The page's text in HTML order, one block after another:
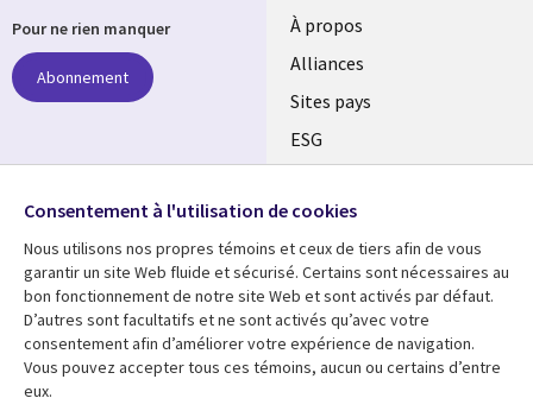
À propos
Alliances
Sites pays
ESG
Fusions
Salle de presse
Ressources Support
Pour ne rien manquer
Abonnement
Suivez-nous
Social
Media
Global
FR
Consentement à l'utilisation de cookies
Nous utilisons nos propres témoins et ceux de tiers afin de vous
garantir un site Web fluide et sécurisé. Certains sont nécessaires au
bon fonctionnement de notre site Web et sont activés par défaut.
D’autres sont facultatifs et ne sont activés qu’avec votre
consentement afin d’améliorer votre expérience de navigation.
Vous pouvez accepter tous ces témoins, aucun ou certains d’entre
eux.